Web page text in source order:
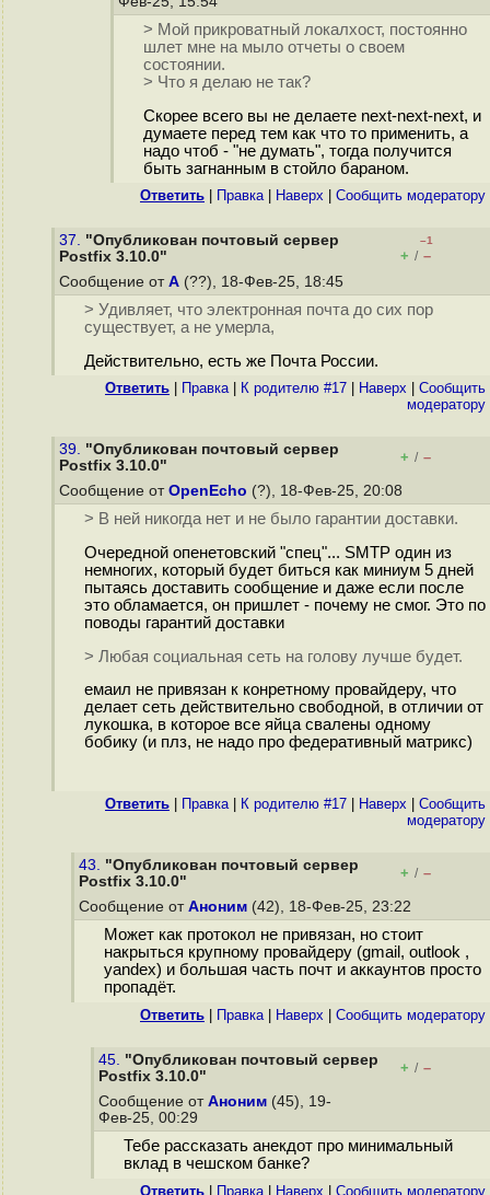
> Мой прикроватный локалхост, постоянно
шлет мне на мыло отчеты о своем
состоянии.
> Что я делаю не так?
Скорее всего вы не делаете next-next-next, и
думаете перед тем как что то применить, а
надо чтоб - "не думать", тогда получится
быть загнанным в стойло бараном.
Ответить Правка| Наверх Cообщить модератору
37. "Опубликован почтовый сервер
Postfix 3.10.0"
–1
+ / –
Сообщение от А (??), 18-Фев-25, 18:45
> Удивляет, что электронная почта до сих пор
существует, а не умерла,
Действительно, есть же Почта России.
Ответить Правка| К родителю #17 Наверх
Cообщить
модератору
39. "Опубликован почтовый сервер
Postfix 3.10.0"
+ / –
Сообщение от OpenEcho (?), 18-Фев-25, 20:08
> В ней никогда нет и не было гарантии доставки.
Очередной опенетовский "спец"... SMTP один из
немногих, который будет биться как миниум 5 дней
пытаясь доставить сообщение и даже если после
это обламается, он пришлет - почему не смог. Это по
поводы гарантий доставки
> Любая социальная сеть на голову лучше будет.
емаил не привязан к конретному провайдеру, что
делает сеть действительно свободной, в отличии от
лукошка, в которое все яйца свалены одному
бобику (и плз, не надо про федеративный матрикс)
Ответить Правка| К родителю #17 Наверх
Cообщить
модератору
43. "Опубликован почтовый сервер
Postfix 3.10.0"
+ / –
Сообщение от Аноним (42), 18-Фев-25, 23:22
Может как протокол не привязан, но стоит
накрыться крупному провайдеру (gmail, outlook ,
yandex) и большая часть почт и аккаунтов просто
пропадёт.
Ответить Правка| Наверх Cообщить модератору
45. "Опубликован почтовый сервер
Postfix 3.10.0"
+ / –
Сообщение от Аноним (45), 19-
Фев-25, 00:29
Тебе рассказать анекдот про минимальный
вклад в чешском банке?
Ответить Правка Наверх Cообщить модератору